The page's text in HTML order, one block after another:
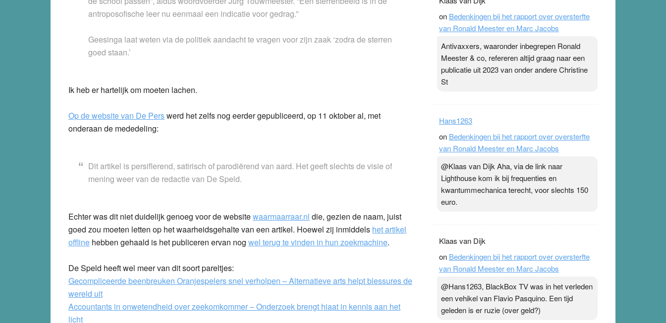
antroposofische leer nu eenmaal een indicatie voor gedrag.”
Geesinga laat weten via de politiek aandacht te vragen voor zijn zaak ‘zodra de sterren
goed staan.’
Ik heb er hartelijk om moeten lachen.
Op de website van De Perswerd het zelfs nog eerder gepubliceerd, op 11 oktober al, met
onderaan de mededeling:
Dit artikel is persiflerend, satirisch of parodiërend van aard. Het geeft slechts de visie of
mening weer van de redactie van De Speld.
Echter was dit niet duidelijk genoeg voor de websitewaarmaarraar.nl die, gezien de naam, juist
goed zou moeten letten op het waarheidsgehalte van een artikel. Hoewel zij inmiddels het artikel
offline hebben gehaald is het publiceren ervan nog wel terug te vinden in hun zoekmachine.
De Speld heeft wel meer van dit soort pareltjes:
Gecompliceerde beenbreuken Oranjespelers snel verholpen – Alternatieve arts helpt blessures de
wereld uit
Accountants in onwetendheid over zeekomkommer – Onderzoek brengt hiaat in kennis aan het
licht
on Bedenkingen bij het rapport over oversterfte
van Ronald Meester en Marc Jacobs
Antivaxxers, waaronder inbegrepen Ronald
Meester & co, refereren altijd graag naar een
publicatie uit 2023 van onder andere Christine
St
Hans1263
on Bedenkingen bij het rapport over oversterfte
van Ronald Meester en Marc Jacobs
@Klaas van Dijk Aha, via de link naar
Lighthouse kom ik bij frequenties en
kwantummechanica terecht, voor slechts 150
euro.
Klaas van Dijk
on Bedenkingen bij het rapport over oversterfte
van Ronald Meester en Marc Jacobs
@Hans1263, BlackBox TV was in het verleden
een vehikel van Flavio Pasquino. Een tijd
geleden is er ruzie (over geld?)